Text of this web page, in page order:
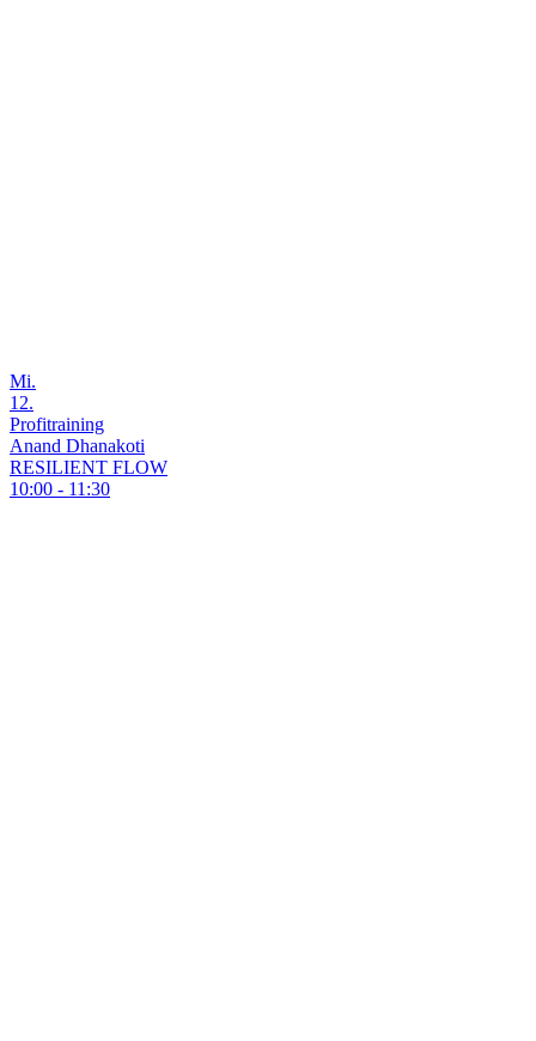
Mi.
12.
Profitraining
Anand Dhanakoti
RESILIENT FLOW
10:00 - 11:30